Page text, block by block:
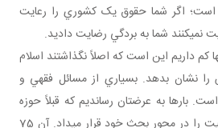
است؛ اگر شما حقوق يک کشوري را رعايت
نمي کنند شما به بردگي رضايت داديد.
کم داريم اين است که اصلاً نگذاشتند اسلام
نشان بدهد. بسياري از مسائل فقهي و
بارها به عرضتان رسانديم که قبلاً حوزه
تقريباً 25 درصد علوم اهل بيت را در محور بحث خود قرار مي داد. آن 75